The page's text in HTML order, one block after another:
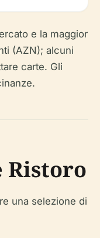
e la maggior
(AZN); alcuni
carte. Gli
Ristoro
una selezione di